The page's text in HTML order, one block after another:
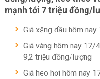
mạnh tới 7 triệu đồng/
Giá xăng dầu hôm
Giá vàng hôm nay 17/
9,2 triệu đồng/lượng
Giá heo hơi hôm nay